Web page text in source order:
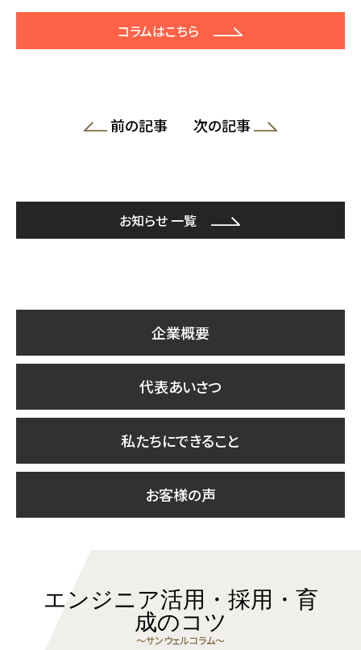
コラムはこちら
前の記事 次の記事
お知らせ 一覧
企業概要
代表あいさつ
私たちにできること
お客様の声
エンジニア活用・採用・育
成のコツ
〜サンウェルコラム〜